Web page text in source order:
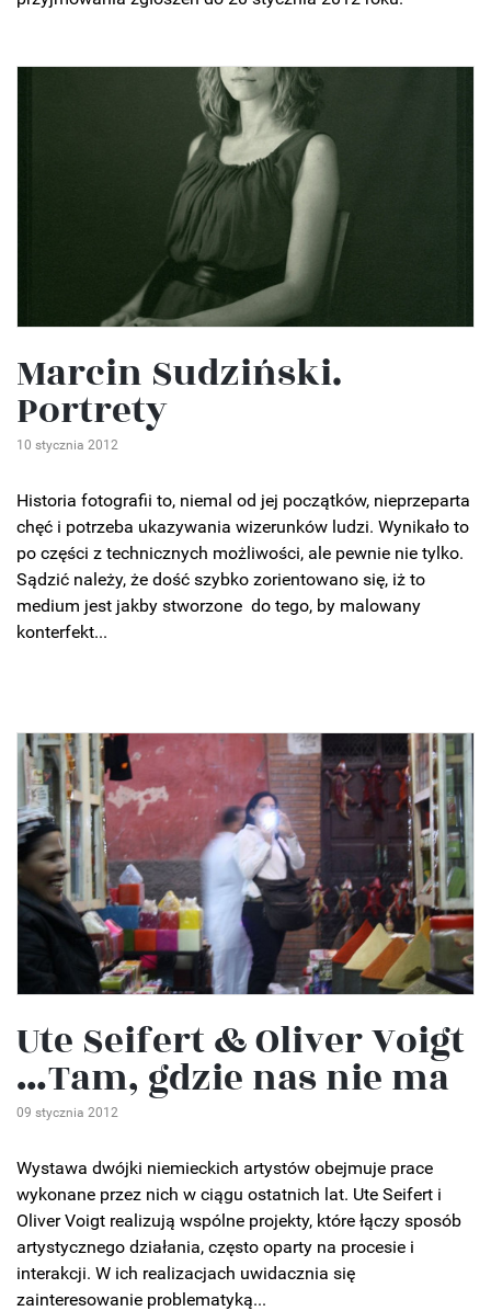
Marcin Sudziński.
Portrety
10 stycznia 2012
Historia fotografii to, niemal od jej początków, nieprzeparta
chęć i potrzeba ukazywania wizerunków ludzi. Wynikało to
po części z technicznych możliwości, ale pewnie nie tylko.
Sądzić należy, że dość szybko zorientowano się, iż to
medium jest jakby stworzone do tego, by malowany
konterfekt...
Ute Seifert & Oliver Voigt
…Tam, gdzie nas nie ma
09 stycznia 2012
Wystawa dwójki niemieckich artystów obejmuje prace
wykonane przez nich w ciągu ostatnich lat. Ute Seifert i
Oliver Voigt realizują wspólne projekty, które łączy sposób
artystycznego działania, często oparty na procesie i
interakcji. W ich realizacjach uwidacznia się
zainteresowanie problematyką...